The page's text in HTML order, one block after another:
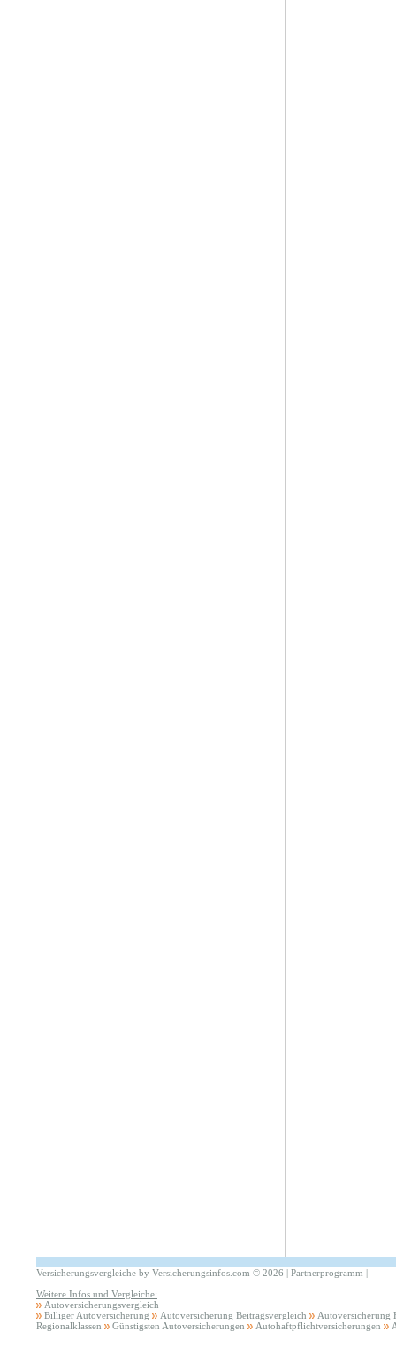
Versicherungsvergleiche by Versicherungsinfos.com © 2026 | Partnerprogramm |
Weitere Infos und Vergleiche:
Autoversicherungsvergleich
Billiger Autoversicherung
Autoversicherung Beitragsvergleich
Autoversicherung
Regionalklassen
Günstigsten Autoversicherungen Autohaftpflichtversicherungen